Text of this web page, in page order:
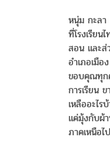
หนุ่ม กะลา
ที่โรงเรีย
สอน และส่
อำเภอเมื
ขอบคุณทุก
การเรียน
เหลืออะไ
แค่มุ้งกับผ้า
ภาคเหนือ